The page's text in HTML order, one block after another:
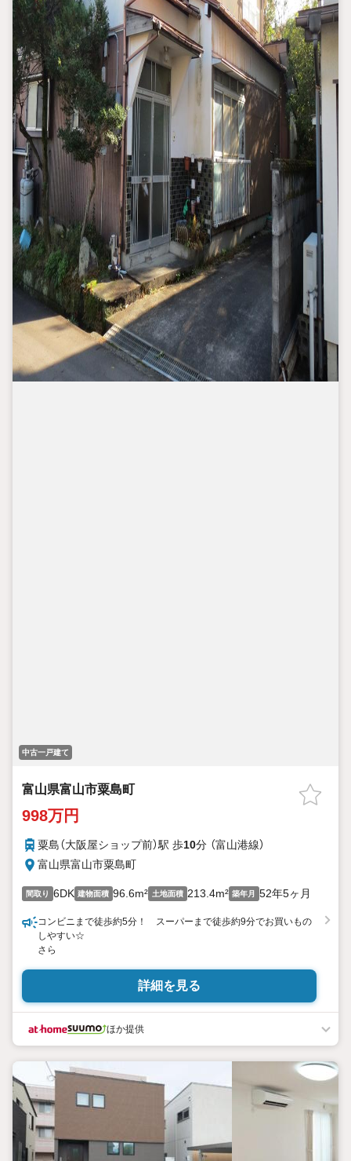
中古一戸建て
富山県富山市粟島町
998万円
粟島（大阪屋ショップ前）駅 歩10分 （富山港線）
富山県富山市粟島町
間取り 6DK 建物面積 96.6m² 土地面積 213.4m² 築年月 52年5ヶ月
コンビニまで徒歩約5分！ スーパーまで徒歩約9分でお買いもの
しやすい☆
さら
詳細を見る
ほか提供